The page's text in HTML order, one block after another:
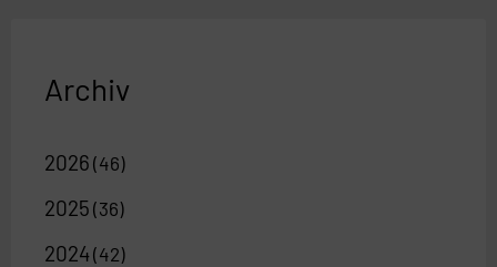
Archiv
2026 (46)
2025 (36)
2024 (42)